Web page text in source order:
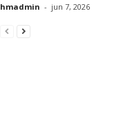
hmadmin - jun 7, 2026